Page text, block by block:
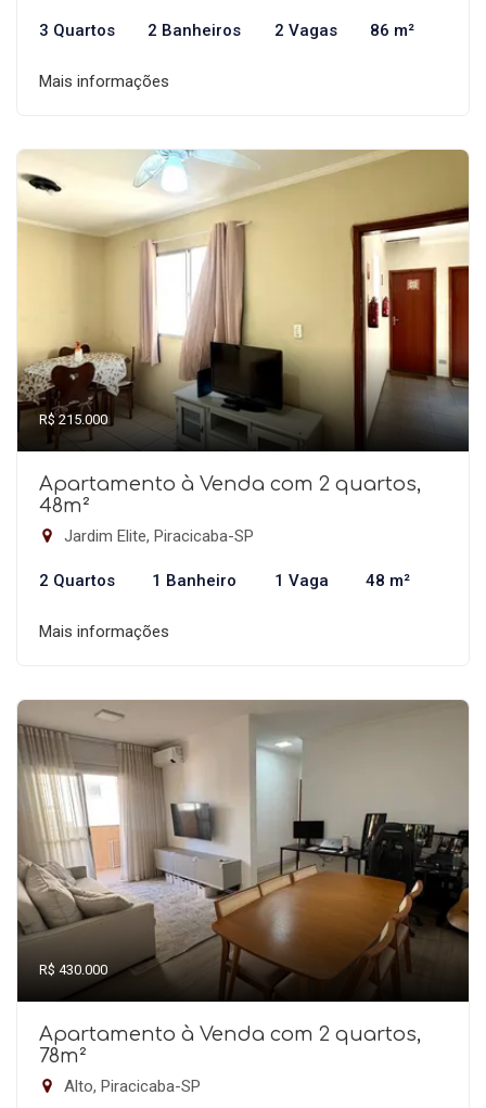
3 Quartos 2 Banheiros 2 Vagas 86 m²
Mais informações
R$ 215.000
Apartamento à Venda com 2 quartos,
48m²
Jardim Elite, Piracicaba-SP
2 Quartos 1 Banheiro 1 Vaga 48 m²
Mais informações
R$ 430.000
Apartamento à Venda com 2 quartos,
78m²
Alto, Piracicaba-SP